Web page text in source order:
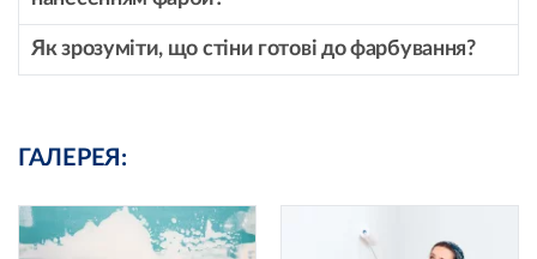
Як зрозуміти, що стіни готові до фарбування?
ГАЛЕРЕЯ: